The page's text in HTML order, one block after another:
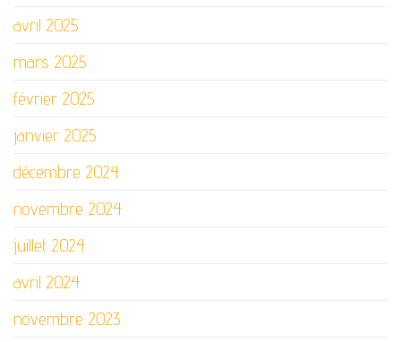
avril 2025
mars 2025
février 2025
janvier 2025
décembre 2024
novembre 2024
juillet 2024
avril 2024
novembre 2023